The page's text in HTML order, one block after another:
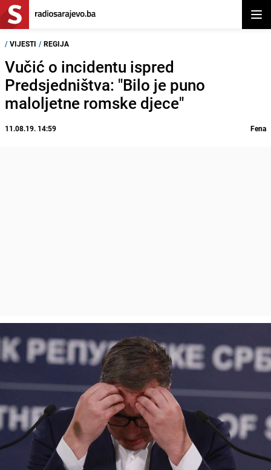
/ VIJESTI / REGIJA
Vučić o incidentu ispred
Predsjedništva: "Bilo je puno
maloljetne romske djece"
11.08.19. 14:59 Fena